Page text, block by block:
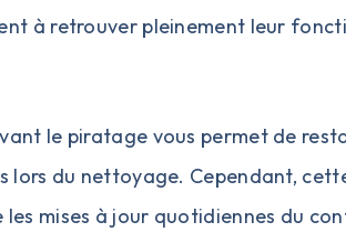
à retrouver pleinement leur
le piratage vous permet de
lors du nettoyage. Cependant,
mises à jour quotidiennes du